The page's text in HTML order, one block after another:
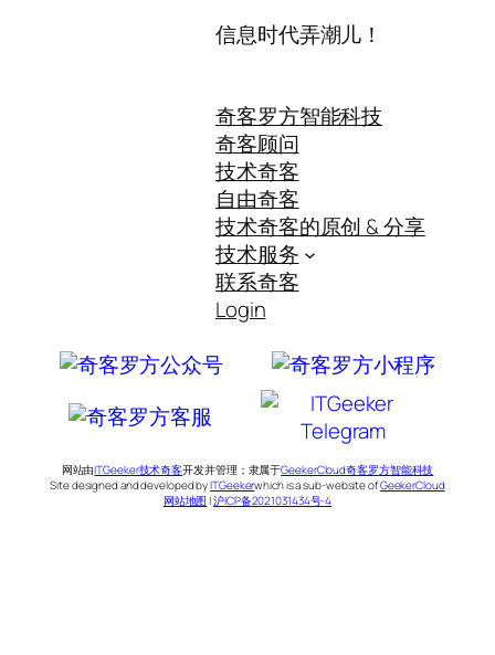
信息时代弄潮儿！
奇客罗方智能科技
奇客顾问
技术奇客
自由奇客
技术奇客的原创 & 分享
技术服务
联系奇客
Login
网站由ITGeeker技术奇客开发并管理；隶属于GeekerCloud奇客罗方智能科技
Site designed and developed byITGeekerwhich is a sub-website ofGeekerCloud
网站地图 |沪ICP备2021031434号-4